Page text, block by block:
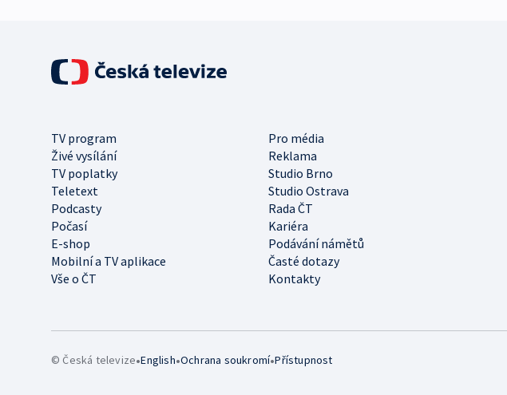
TV program
Pro média
Živé vysílání
Reklama
TV poplatky
Studio Brno
Teletext
Studio Ostrava
Podcasty
Rada ČT
Počasí
Kariéra
E-shop
Podávání námětů
Mobilní a TV aplikace
Časté dotazy
Vše o ČT
Kontakty
© Česká televize•English•Ochrana soukromí•Přístupnost